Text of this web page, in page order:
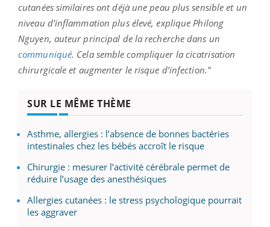
cutanées similaires ont déjà une peau plus sensible et un
niveau d’inflammation plus élevé, explique Philong
Nguyen, auteur principal de la recherche dans un
communiqué. Cela semble compliquer la cicatrisation
chirurgicale et augmenter le risque d’infection."
SUR LE MÊME THÈME
Asthme, allergies : l’absence de bonnes bactéries
intestinales chez les bébés accroît le risque
Chirurgie : mesurer l’activité cérébrale permet de
réduire l’usage des anesthésiques
Allergies cutanées : le stress psychologique pourrait
les aggraver